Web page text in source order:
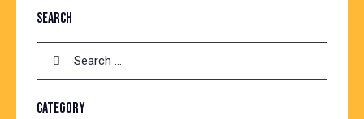
SEARCH
for:
CATEGORY